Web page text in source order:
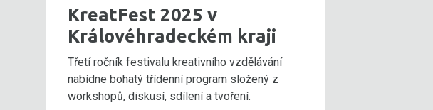
KreatFest 2025 v
Královéhradeckém kraji
Třetí ročník festivalu kreativního vzdělávání
nabídne bohatý třídenní program složený z
workshopů, diskusí, sdílení a tvoření.